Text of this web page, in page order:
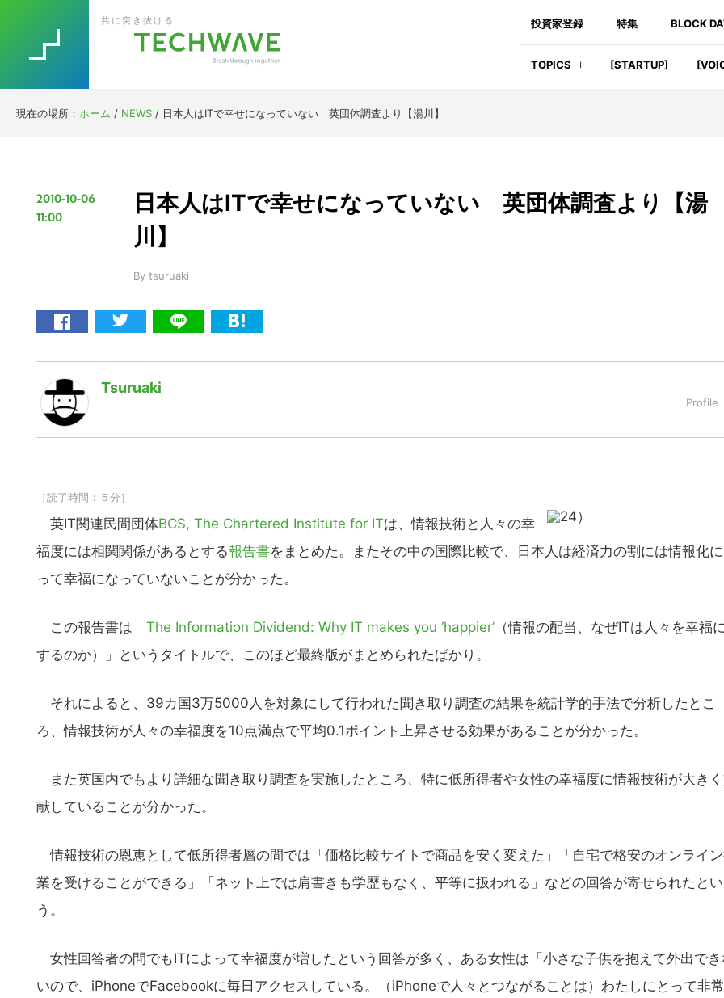
to
primary
to
main
to
primary
to
footer
投資家登録 特集 BLOCK
共に突き抜ける
TOPICS [STARTUP]
現在の場所： ホーム / NEWS / 日本人はITで幸せになっていない 英団体調査より【湯川】
2010-10-06
11:00
日本人はITで幸せになっていない 英団体調査より【湯
川】
By tsuruaki
Tsuruaki
［読了時間：５分］
英IT関連民間団体BCS, The Chartered Institute for ITは、情報技術と人々の幸
福度には相関関係があるとする報告書をまとめた。またその中の国際比較で、日本人は経済力の割には情報化に
って幸福になっていないことが分かった。
この報告書は「 The Information Dividend: Why IT makes you ‘happier’ （情報の配当、なぜITは人々を幸福
するのか）」というタイトルで、このほど最終版がまとめられたばかり。
それによると、39カ国3万5000人を対象にして行われた聞き取り調査の結果を統計学的手法で分析したとこ
ろ、情報技術が人々の幸福度を10点満点で平均0.1ポイント上昇させる効果があることが分かった。
また英国内でもより詳細な聞き取り調査を実施したところ、特に低所得者や女性の幸福度に情報技術が大き
献していることが分かった。
情報技術の恩恵として低所得者層の間では「価格比較サイトで商品を安く変えた」「自宅で格安のオンライ
業を受けることができる」「ネット上では肩書きも学歴もなく、平等に扱われる」などの回答が寄せられたとい
う。
女性回答者の間でもITによって幸福度が増したという回答が多く、ある女性は「小さな子供を抱えて外出でき
いので、iPhoneでFacebookに毎日アクセスしている。（iPhoneで人々とつながることは）わたしにとって非